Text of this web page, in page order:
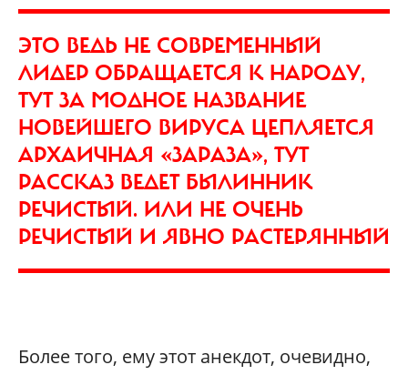
ЭТО ВЕДЬ НЕ СОВРЕМЕННЫЙ
ЛИДЕР ОБРАЩАЕТСЯ К НАРОДУ,
ТУТ ЗА МОДНОЕ НАЗВАНИЕ
НОВЕЙШЕГО ВИРУСА ЦЕПЛЯЕТСЯ
АРХАИЧНАЯ «ЗАРАЗА», ТУТ
РАССКАЗ ВЕДЕТ БЫЛИННИК
РЕЧИСТЫЙ. ИЛИ НЕ ОЧЕНЬ
РЕЧИСТЫЙ И ЯВНО РАСТЕРЯННЫЙ
Более того, ему этот анекдот, очевидно,